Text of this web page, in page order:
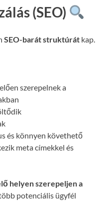
(SEO)
SEO-barát struktúrát kap.
szerepelnek a
és könnyen követhető
meta címekkel és
helyen szerepeljen a
potenciális ügyfél